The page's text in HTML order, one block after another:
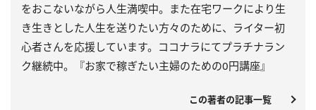
をおこないながら人生満喫中。また在宅ワークにより生
き生きとした人生を送りたい方々のために、ライター初
心者さんを応援しています。ココナラにてプラチナラン
ク継続中。『お家で稼ぎたい主婦のための0円講座』
この著者の記事一覧